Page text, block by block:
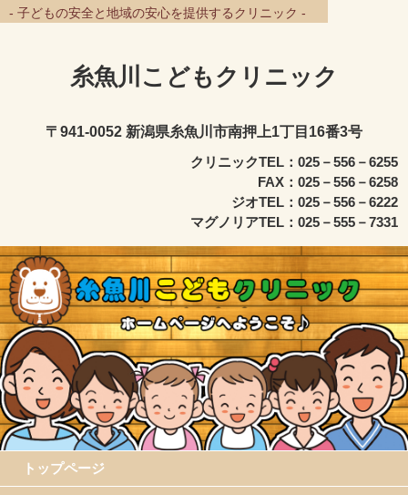
- 子どもの安全と地域の安心を提供するクリニック -
糸魚川こどもクリニック
〒941-0052 新潟県糸魚川市南押上1丁目16番3号
クリニックTEL：025－556－6255
FAX：025－556－6258
ジオTEL：025－556－6222
マグノリアTEL：025－555－7331
トップページ